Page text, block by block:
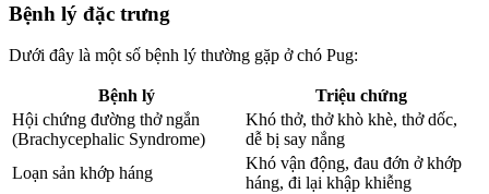
Bệnh lý đặc trưng
Dưới đây là một số bệnh lý thường gặp ở chó Pug:
Bệnh lý
Triệu chứng
Hội chứng đường thở ngắn
(Brachycephalic Syndrome)
Khó thở, thở khò khè, thở dốc,
dễ bị say nắng
Loạn sản khớp háng
Khó vận động, đau đớn ở khớp
háng, đi lại khập khiễng